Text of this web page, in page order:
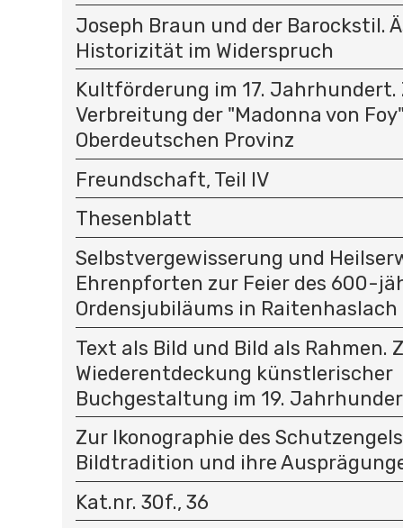
Joseph Braun und der Barockstil.
Historizität im Widerspruch
Kultförderung im 17. Jahrhundert.
Verbreitung der "Madonna von
Oberdeutschen Provinz
Freundschaft, Teil IV
Thesenblatt
Selbstvergewisserung und
Ehrenpforten zur Feier des 600-
Ordensjubiläums in Raitenhaslach
Text als Bild und Bild als Rahmen.
Wiederentdeckung künstlerischer
Buchgestaltung im 19.
Zur Ikonographie des
Bildtradition und ihre
Kat.nr. 30f., 36